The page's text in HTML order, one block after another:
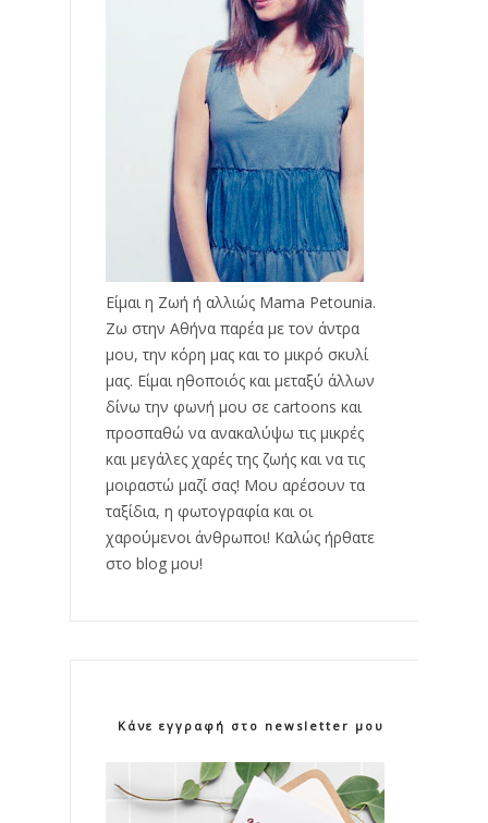
Είμαι η Ζωή ή αλλιώς Mama Petounia.
Ζω στην Αθήνα παρέα με τον άντρα
μου, την κόρη μας και το μικρό σκυλί
μας. Είμαι ηθοποιός και μεταξύ άλλων
δίνω την φωνή μου σε cartoons και
προσπαθώ να ανακαλύψω τις μικρές
και μεγάλες χαρές της ζωής και να τις
μοιραστώ μαζί σας! Μου αρέσουν τα
ταξίδια, η φωτογραφία και οι
χαρούμενοι άνθρωποι! Καλώς ήρθατε
στο blog μου!
Κάνε εγγραφή στο newsletter μου!